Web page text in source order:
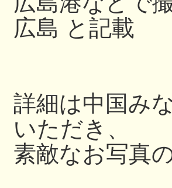
広島 と記載
詳細は中国み
いただき、
素敵なお写真